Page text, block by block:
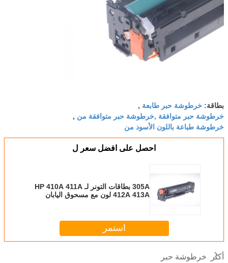
بطاقة: خرطوشة حبر طابعة ,
خرطوشة حبر متوافقة ,خرطوشة حبر متوافقة من ,
خرطوشة طباعة باللون الأسود من
احصل على افضل سعر ل
305A بطاقات التونر لـ HP 410A 411A
412A 413A لون مع مسحوق اليابان
استمر
أكثر خرطوشة حبر